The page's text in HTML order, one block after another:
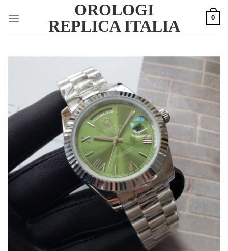
OROLOGI
REPLICA ITALIA
0